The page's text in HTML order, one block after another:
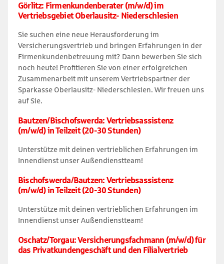
Görlitz: Firmenkundenberater (m/w/d) im
Vertriebsgebiet Oberlausitz- Niederschlesien
Sie suchen eine neue Herausforderung im
Versicherungsvertrieb und bringen Erfahrungen in der
Firmenkundenbetreuung mit? Dann bewerben Sie sich
noch heute! Profitieren Sie von einer erfolgreichen
Zusammenarbeit mit unserem Vertriebspartner der
Sparkasse Oberlausitz- Niederschlesien. Wir freuen uns
auf Sie.
Bautzen/Bischofswerda: Vertriebsassistenz
(m/w/d) in Teilzeit (20-30 Stunden)
Unterstütze mit deinen vertrieblichen Erfahrungen im
Innendienst unser Außendienstteam!
Bischofswerda/Bautzen: Vertriebsassistenz
(m/w/d) in Teilzeit (20-30 Stunden)
Unterstütze mit deinen vertrieblichen Erfahrungen im
Innendienst unser Außendienstteam!
Oschatz/Torgau: Versicherungsfachmann (m/w/d) für
das Privatkundengeschäft und den Filialvertrieb